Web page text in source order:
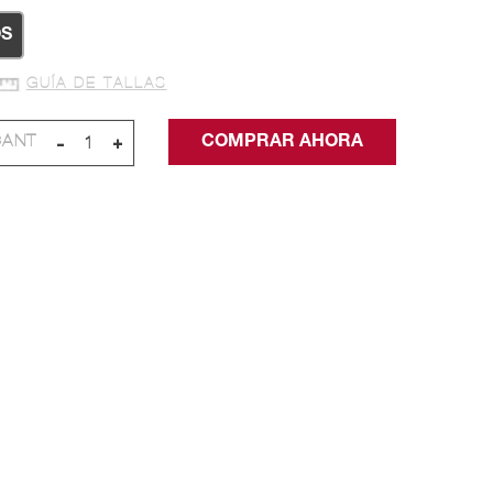
GUÍA DE TALLAS
+
-